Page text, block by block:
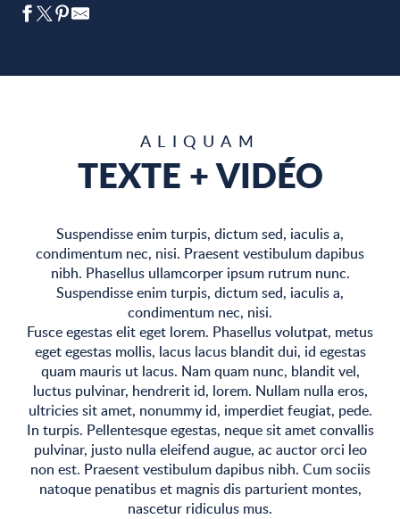
ALIQUAM
TEXTE + VIDÉO
Suspendisse enim turpis, dictum sed, iaculis a,
condimentum nec, nisi. Praesent vestibulum dapibus
nibh. Phasellus ullamcorper ipsum rutrum nunc.
Suspendisse enim turpis, dictum sed, iaculis a,
condimentum nec, nisi.
Fusce egestas elit eget lorem. Phasellus volutpat, metus
eget egestas mollis, lacus lacus blandit dui, id egestas
quam mauris ut lacus. Nam quam nunc, blandit vel,
luctus pulvinar, hendrerit id, lorem. Nullam nulla eros,
ultricies sit amet, nonummy id, imperdiet feugiat, pede.
In turpis. Pellentesque egestas, neque sit amet convallis
pulvinar, justo nulla eleifend augue, ac auctor orci leo
non est. Praesent vestibulum dapibus nibh. Cum sociis
natoque penatibus et magnis dis parturient montes,
nascetur ridiculus mus.